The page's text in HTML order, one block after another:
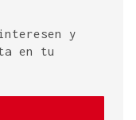
y
en tu